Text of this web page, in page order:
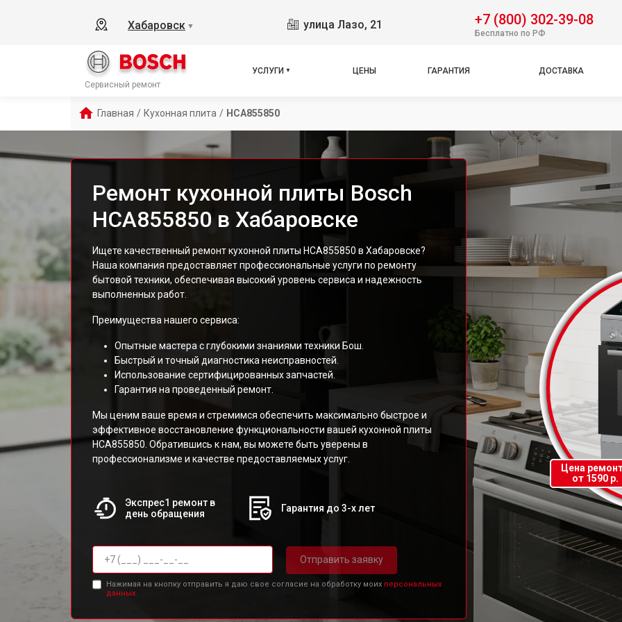
Хабаровск ▼ улица Лазо, 21 +7 (800) 302-39-08
Бесплатно по РФ
Сервисный ремонт
УСЛУГИ ЦЕНЫ ГАРАНТИЯ ДОСТАВКА
Главная / Кухонная плита / HCA855850
Ремонт кухонной плиты Bosch
HCA855850 в Хабаровске
Ищете качественный ремонт кухонной плиты HCA855850 в Хабаровске?
Наша компания предоставляет профессиональные услуги по ремонту
бытовой техники, обеспечивая высокий уровень сервиса и надежность
выполненных работ.
Преимущества нашего сервиса:
Опытные мастера с глубокими знаниями техники Бош.
Быстрый и точный диагностика неисправностей.
Использование сертифицированных запчастей.
Гарантия на проведенный ремонт.
Мы ценим ваше время и стремимся обеспечить максимально быстрое и
эффективное восстановление функциональности вашей кухонной плиты
HCA855850. Обратившись к нам, вы можете быть уверены в
профессионализме и качестве предоставляемых услуг.
Экспрес1 ремонт в
день обращения
Гарантия до 3-х лет
Отправить заявку
Нажимая на кнопку отправить я даю свое согласие на обработку моих персональных
данных.
Цена
от 1590 р.